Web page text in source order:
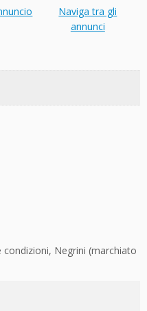
Naviga tra gli
annunci
Negrini (marchiato